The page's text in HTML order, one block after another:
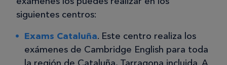
siguientes centros:
Exams Cataluña. Este centro realiza los
exámenes de Cambridge English para toda